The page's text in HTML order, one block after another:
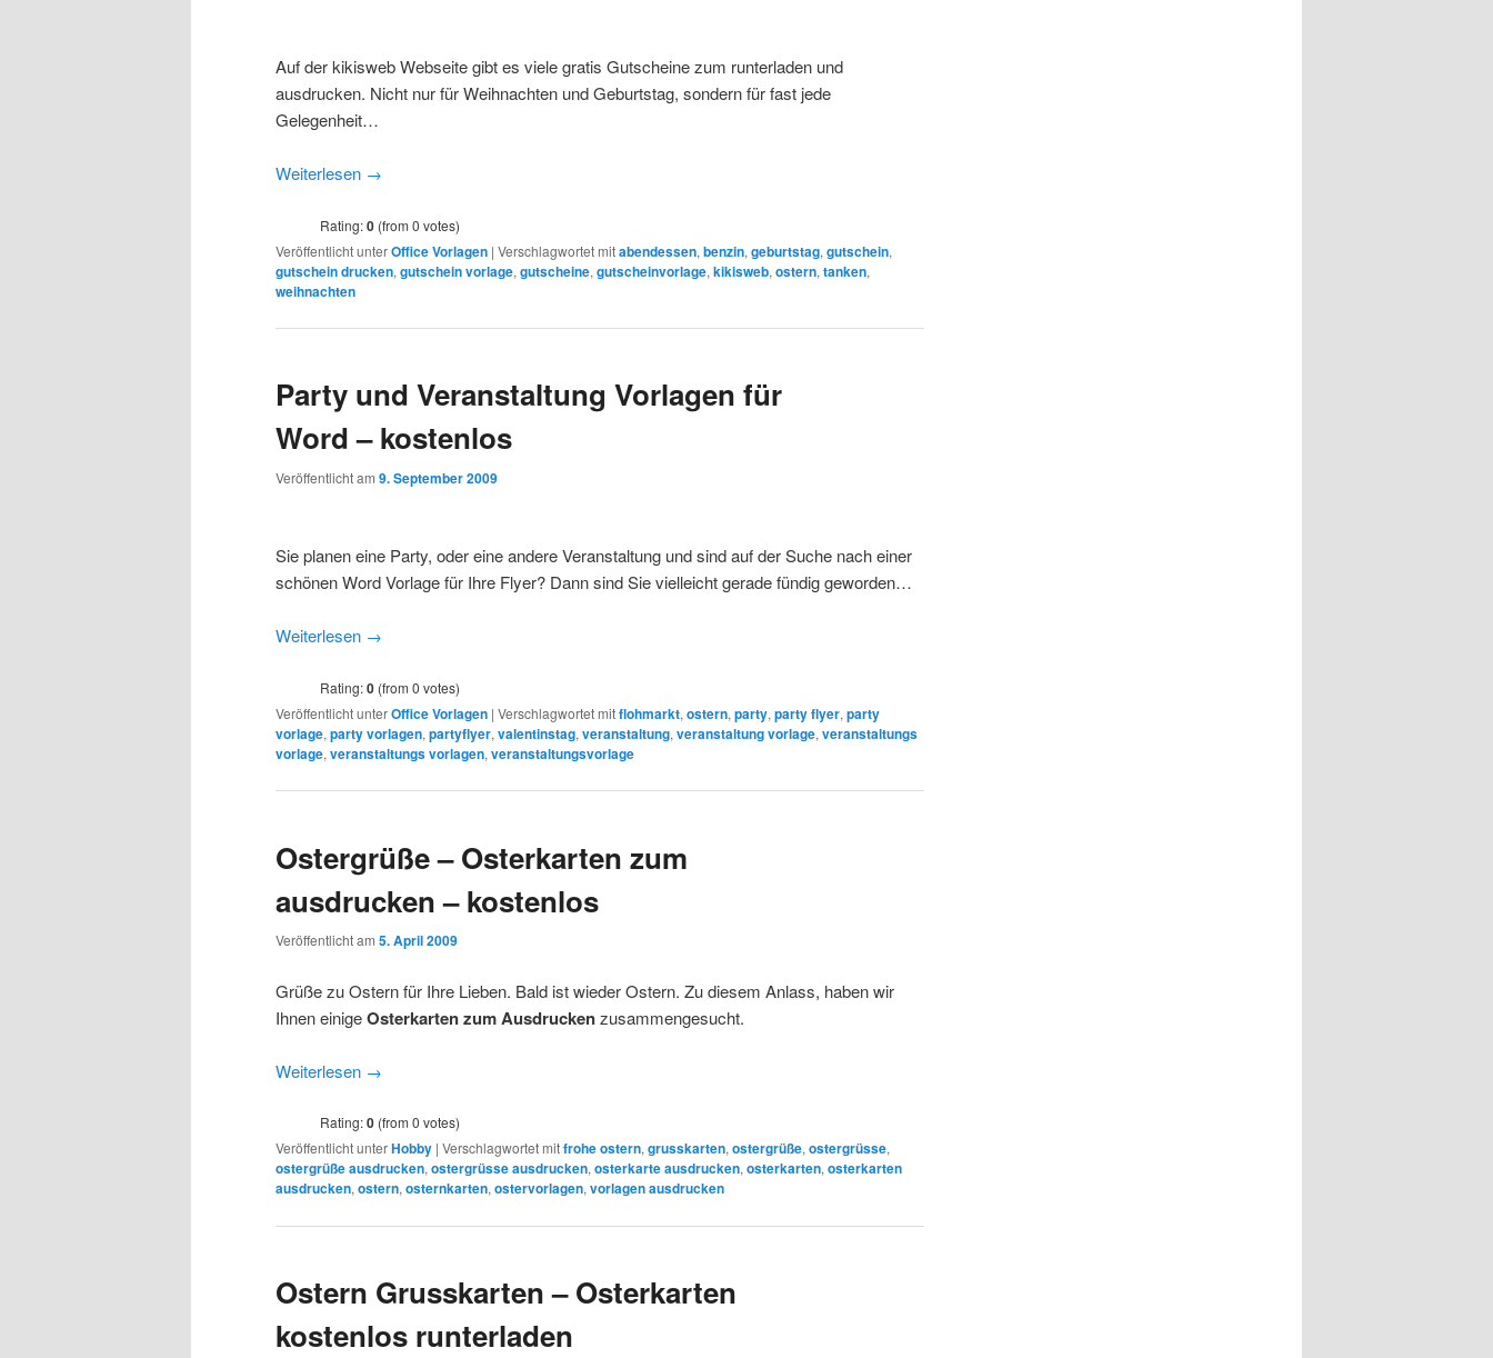
Auf der kikisweb Webseite gibt es viele gratis Gutscheine zum runterladen und
ausdrucken. Nicht nur für Weihnachten und Geburtstag, sondern für fast jede
Gelegenheit…
Weiterlesen →
Rating:0 (from 0 votes)
Veröffentlicht unterOffice Vorlagen | Verschlagwortet mitabendessen, benzin, geburtstag, gutschein,
gutschein drucken, gutschein vorlage, gutscheine, gutscheinvorlage, kikisweb, ostern, tanken,
weihnachten
Party und Veranstaltung Vorlagen für
Word – kostenlos
Veröffentlicht am 9. September 2009
Sie planen eine Party, oder eine andere Veranstaltung und sind auf der Suche nach einer
schönen Word Vorlage für Ihre Flyer? Dann sind Sie vielleicht gerade fündig geworden…
Weiterlesen →
Rating:0 (from 0 votes)
Veröffentlicht unterOffice Vorlagen | Verschlagwortet mitflohmarkt, ostern, party, party flyer, party
vorlage, party vorlagen, partyflyer, valentinstag, veranstaltung, veranstaltung vorlage, veranstaltungs
vorlage, veranstaltungs vorlagen, veranstaltungsvorlage
Ostergrüße – Osterkarten zum
ausdrucken – kostenlos
Veröffentlicht am 5. April 2009
Grüße zu Ostern für Ihre Lieben. Bald ist wieder Ostern. Zu diesem Anlass, haben wir
Ihnen einigeOsterkarten zum Ausdruckenzusammengesucht.
Weiterlesen →
Rating:0 (from 0 votes)
Veröffentlicht unterHobby | Verschlagwortet mitfrohe ostern,grusskarten,ostergrüße,ostergrüsse,
ostergrüße ausdrucken,ostergrüsse ausdrucken,osterkarte ausdrucken,osterkarten,osterkarten
ausdrucken,ostern,osternkarten,ostervorlagen,vorlagen ausdrucken
Ostern Grusskarten – Osterkarten
kostenlos runterladen